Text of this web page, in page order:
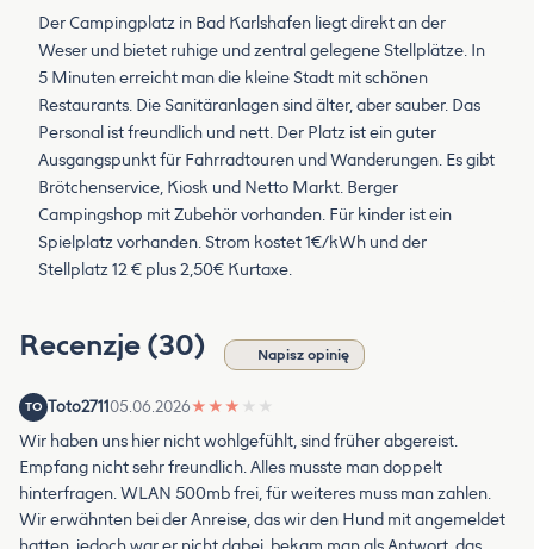
Der Campingplatz in Bad Karlshafen liegt direkt an der
Weser und bietet ruhige und zentral gelegene Stellplätze. In
5 Minuten erreicht man die kleine Stadt mit schönen
Restaurants. Die Sanitäranlagen sind älter, aber sauber. Das
Personal ist freundlich und nett. Der Platz ist ein guter
Ausgangspunkt für Fahrradtouren und Wanderungen. Es gibt
Brötchenservice, Kiosk und Netto Markt. Berger
Campingshop mit Zubehör vorhanden. Für kinder ist ein
Spielplatz vorhanden. Strom kostet 1€/kWh und der
Stellplatz 12 € plus 2,50€ Kurtaxe.
Recenzje (30) Napisz opinię
TO Toto271105.06.2026★ ★ ★ ★ ★
Wir haben uns hier nicht wohlgefühlt, sind früher abgereist.
Empfang nicht sehr freundlich. Alles musste man doppelt
hinterfragen. WLAN 500mb frei, für weiteres muss man zahlen.
Wir erwähnten bei der Anreise, das wir den Hund mit angemeldet